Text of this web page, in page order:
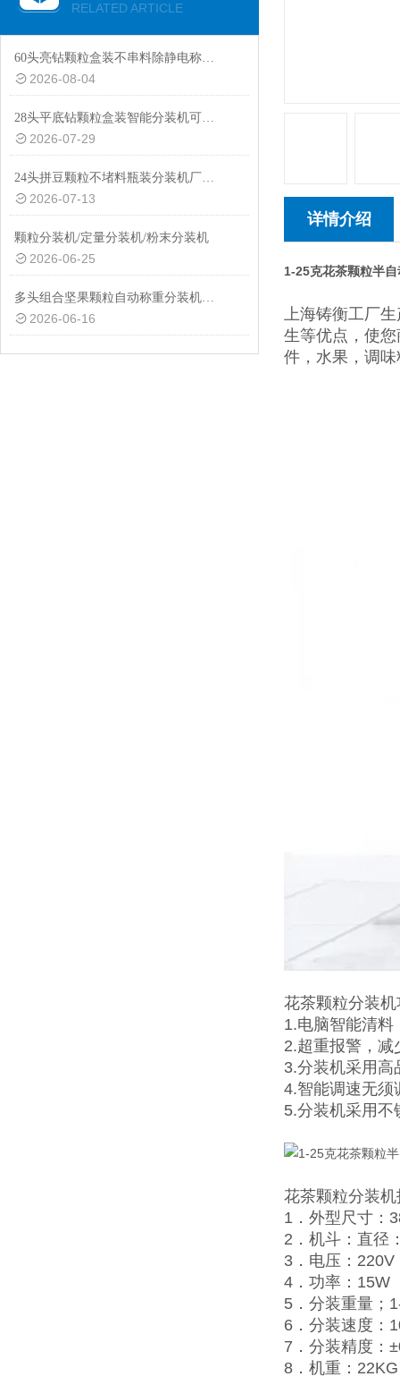
RELATED ARTICLE
60头亮钻颗粒盒装不串料除静电称重分装机非标定制
2026-08-04
28头平底钻颗粒盒装智能分装机可替换瓶装模具
2026-07-29
24头拼豆颗粒不堵料瓶装分装机厂家热推
2026-07-13
颗粒分装机/定量分装机/粉末分装机
2026-06-25
多头组合坚果颗粒自动称重分装机厂家定制
2026-06-16
详情介绍
1-25克花茶颗粒半
上海铸衡工厂
生等优点，使
件，水果，调
花茶颗粒分装
1.电脑智能清料
2.超重报警，减
3.分装机采用高
4.智能调速无须
5.分装机采用不
花茶颗粒分装
1．外型尺寸：
2．机斗：直径
3．电压：220V
4．功率：15W
5．分装重量；
6．分装速度
7．分装精度：
8．机重：22KG